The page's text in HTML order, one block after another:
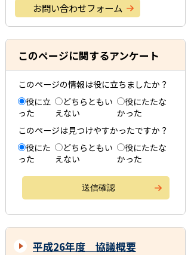
お問い合わせフォーム
このページに関するアンケート
このページの情報は役に立ちましたか？
役に立
った
どちらともい
えない
役にたたな
かった
このページは見つけやすかったですか？
役にた
った
どちらともい
えない
役にたたな
かった
平成26年度 協議概要